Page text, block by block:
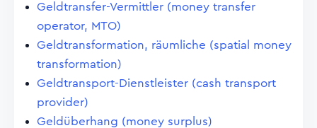
Geldtransfer-Vermittler (money transfer
operator, MTO)
Geldtransformation, räumliche (spatial money
transformation)
Geldtransport-Dienstleister (cash transport
provider)
Geldüberhang (money surplus)